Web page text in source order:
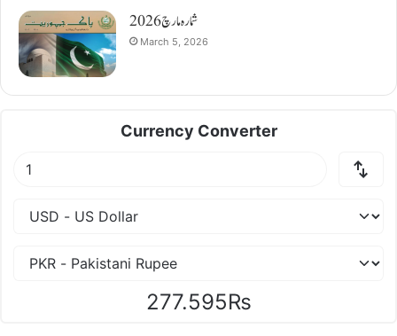
شمارہ مارچ 2026
March 5, 2026
Currency Converter
277.595₨